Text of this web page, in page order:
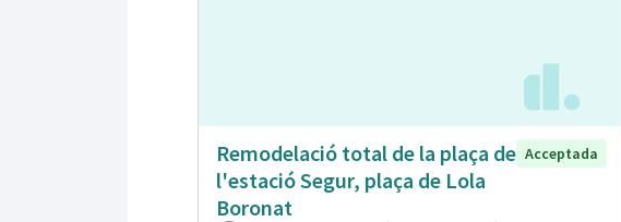
Remodelació total de la plaça de
l'estació Segur, plaça de Lola
Boronat
Acceptada